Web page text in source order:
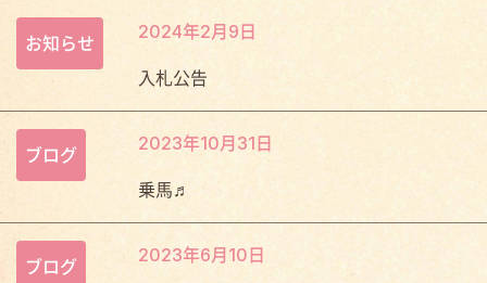
お知らせ
2024年2月9日
入札公告
ブログ
2023年10月31日
乗馬♬
ブログ
2023年6月10日